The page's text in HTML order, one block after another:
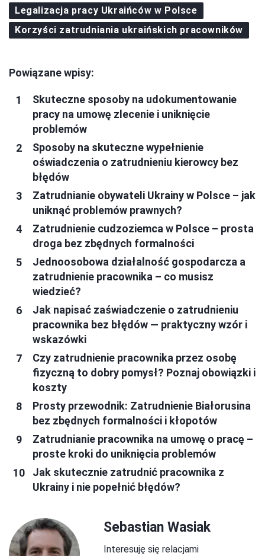
Legalizacja pracy Ukraińców w Polsce
Korzyści zatrudniania ukraińskich pracowników
Powiązane wpisy:
Skuteczne sposoby na udokumentowanie
pracy na umowę zlecenie i uniknięcie
problemów
Sposoby na skuteczne wypełnienie
oświadczenia o zatrudnieniu kierowcy bez
błędów
Zatrudnianie obywateli Ukrainy w Polsce – jak
uniknąć problemów prawnych?
Zatrudnienie cudzoziemca w Polsce – prosta
droga bez zbędnych formalności
Jednoosobowa działalność gospodarcza a
zatrudnienie pracownika – co musisz
wiedzieć?
Jak napisać zaświadczenie o zatrudnieniu
pracownika bez błędów — praktyczny wzór i
wskazówki
Czy zatrudnienie pracownika przez osobę
fizyczną to dobry pomysł? Poznaj obowiązki i
koszty
Prosty przewodnik: Zatrudnienie Białorusina
bez zbędnych formalności i kłopotów
Zatrudnianie pracownika na umowę o pracę –
proste kroki do uniknięcia problemów
Jak skutecznie zatrudnić pracownika z
Ukrainy i nie popełnić błędów?
Sebastian Wasiak
Interesuję się relacjami